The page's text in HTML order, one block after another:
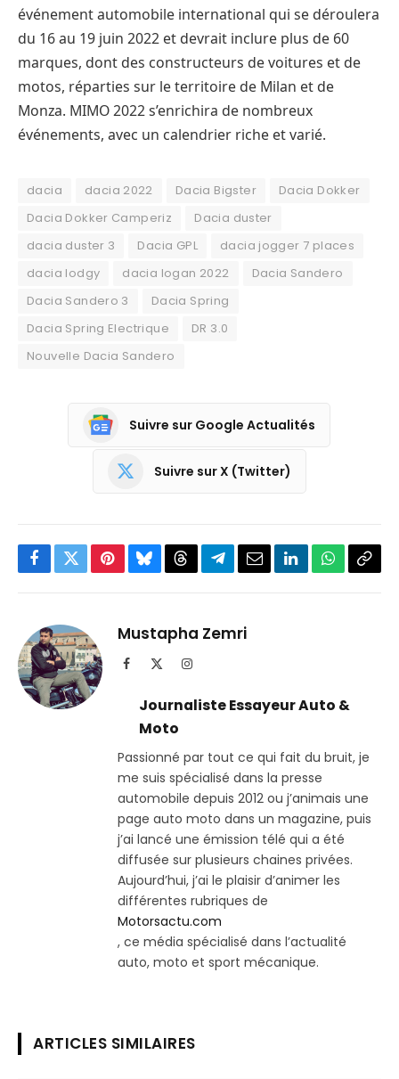
événement automobile international qui se déroulera
du 16 au 19 juin 2022 et devrait inclure plus de 60
marques, dont des constructeurs de voitures et de
motos, réparties sur le territoire de Milan et de
Monza. MIMO 2022 s’enrichira de nombreux
événements, avec un calendrier riche et varié.
dacia dacia 2022 Dacia Bigster
Dacia Dokker
Dacia Dokker Camperiz
Dacia duster
dacia duster 3
Dacia GPL
dacia jogger 7 places
dacia lodgy
dacia logan 2022
Dacia Sandero
Dacia Sandero 3
Dacia Spring
Dacia Spring Electrique
DR 3.0
Nouvelle Dacia Sandero
Suivre sur Google Actualités
Suivre sur X (Twitter)
Facebook
TwitterPinterestBlueskyThreadsPartager
Telegram
EmailLinkedInWhatsApp
Mustapha Zemri
Facebook Instagram
Journaliste Essayeur Auto &
Moto
Passionné par tout ce qui fait du bruit, je
me suis spécialisé dans la presse
automobile depuis 2012 ou j’animais une
page auto moto dans un magazine, puis
j’ai lancé une émission télé qui a été
diffusée sur plusieurs chaines privées.
Aujourd’hui, j’ai le plaisir d’animer les
différentes rubriques de
Motorsactu.com
, ce média spécialisé dans l’actualité
auto, moto et sport mécanique.
ARTICLES SIMILAIRES